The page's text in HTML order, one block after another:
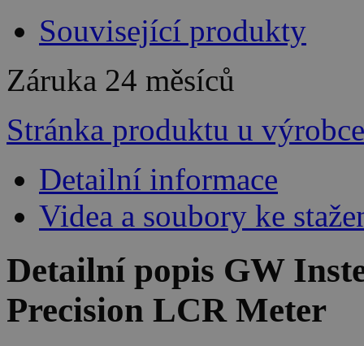
Související produkty
Záruka 24 měsíců
Stránka produktu u výrobce
Detailní informace
Videa a soubory ke
Detailní popis GW
Precision LCR Meter